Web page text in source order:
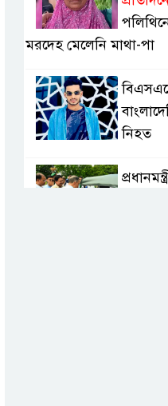
মরদেহ মেলেনি মাথা-পা
নিহত